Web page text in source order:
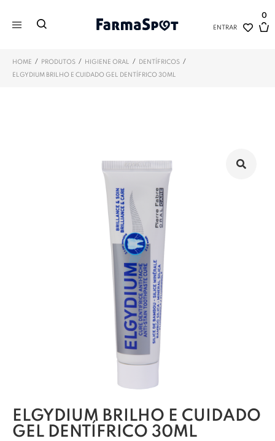
ENTRAR
0
HOME / PRODUTOS / HIGIENE ORAL / DENTÍFRICOS /
ELGYDIUM BRILHO E CUIDADO GEL DENTÍFRICO 30ML
ELGYDIUM BRILHO E CUIDADO
GEL DENTÍFRICO 30ML